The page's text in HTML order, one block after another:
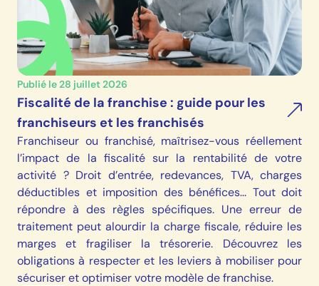
Publié le 28 juillet 2026
Fiscalité de la franchise : guide pour les
franchiseurs et les franchisés
Franchiseur ou franchisé, maîtrisez-vous réellement
l’impact de la fiscalité sur la rentabilité de votre
activité ? Droit d’entrée, redevances, TVA, charges
déductibles et imposition des bénéfices... Tout doit
répondre à des règles spécifiques. Une erreur de
traitement peut alourdir la charge fiscale, réduire les
marges et fragiliser la trésorerie. Découvrez les
obligations à respecter et les leviers à mobiliser pour
sécuriser et optimiser votre modèle de franchise.